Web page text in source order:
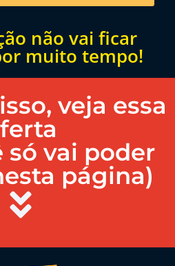
não vai ficar
muito tempo!
veja essa
só vai poder
página)